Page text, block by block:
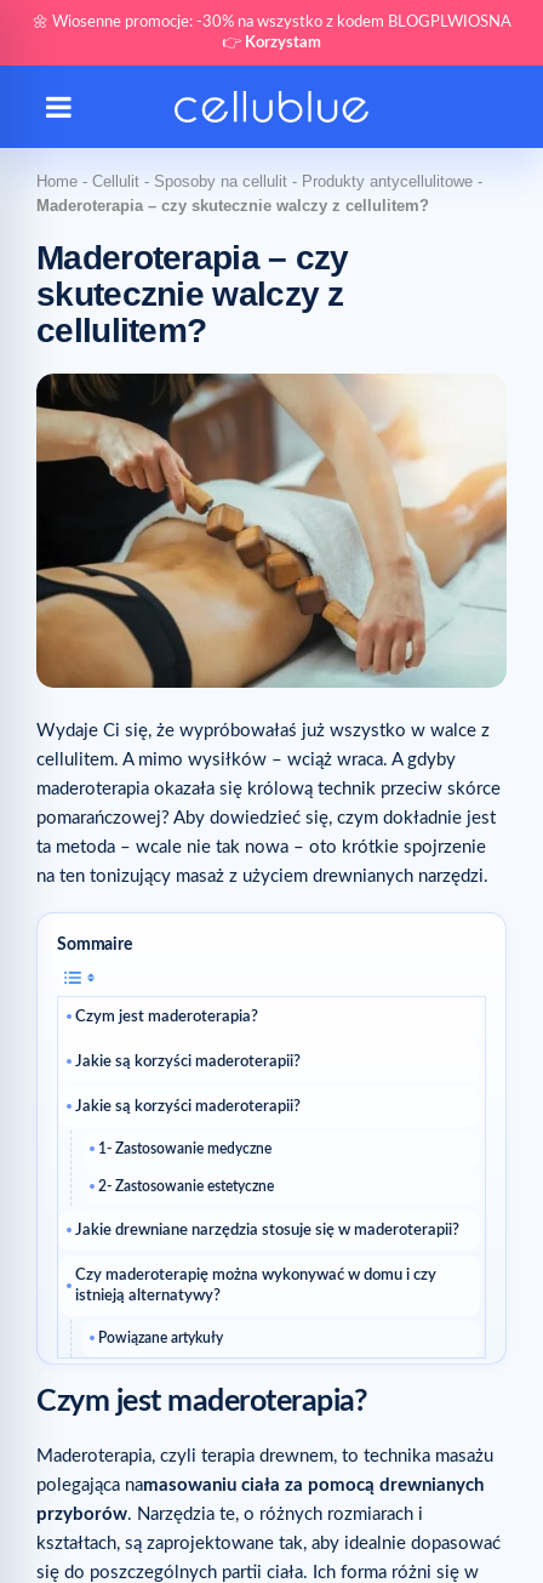
🌼 Wiosenne promocje: -30% na wszystko z kodem BLOGPLWIOSNA
👉 Korzystam
Home - Cellulit - Sposoby na cellulit - Produkty antycellulitowe -
Maderoterapia – czy skutecznie walczy z cellulitem?
Maderoterapia – czy
skutecznie walczy z
cellulitem?
Wydaje Ci się, że wypróbowałaś już wszystko w walce z
cellulitem. A mimo wysiłków – wciąż wraca. A gdyby
maderoterapia okazała się królową technik przeciw skórce
pomarańczowej? Aby dowiedzieć się, czym dokładnie jest
ta metoda – wcale nie tak nowa – oto krótkie spojrzenie
na ten tonizujący masaż z użyciem drewnianych narzędzi.
Sommaire
Czym jest maderoterapia?
Jakie są korzyści maderoterapii?
Jakie są korzyści maderoterapii?
1- Zastosowanie medyczne
2- Zastosowanie estetyczne
Jakie drewniane narzędzia stosuje się w maderoterapii?
Czy maderoterapię można wykonywać w domu i czy
istnieją alternatywy?
Powiązane artykuły
Czym jest maderoterapia?
Maderoterapia, czyli terapia drewnem, to technika masażu
polegająca namasowaniu ciała za pomocą drewnianych
przyborów. Narzędzia te, o różnych rozmiarach i
kształtach, są zaprojektowane tak, aby idealnie dopasować
się do poszczególnych partii ciała. Ich forma różni się w